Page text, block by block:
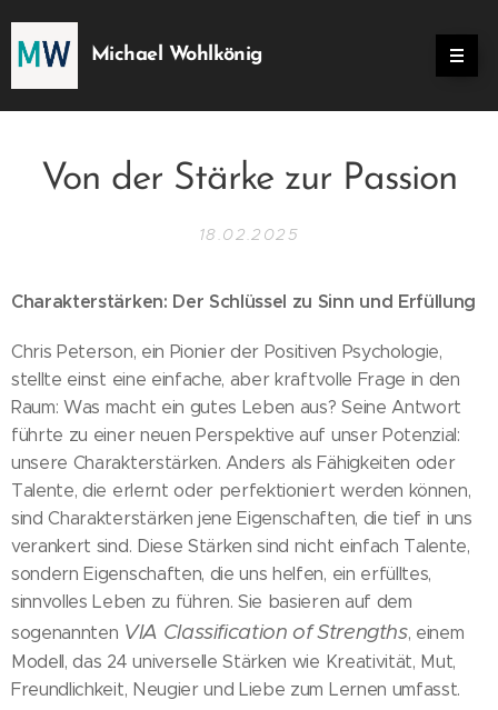
Michael Wohlkönig
Von der Stärke zur Passion
18.02.2025
Charakterstärken: Der Schlüssel zu Sinn und Erfüllung
Chris Peterson, ein Pionier der Positiven Psychologie,
stellte einst eine einfache, aber kraftvolle Frage in den
Raum: Was macht ein gutes Leben aus? Seine Antwort
führte zu einer neuen Perspektive auf unser Potenzial:
unsere Charakterstärken. Anders als Fähigkeiten oder
Talente, die erlernt oder perfektioniert werden können,
sind Charakterstärken jene Eigenschaften, die tief in uns
verankert sind. Diese Stärken sind nicht einfach Talente,
sondern Eigenschaften, die uns helfen, ein erfülltes,
sinnvolles Leben zu führen. Sie basieren auf dem
sogenannten VIA Classification of Strengths, einem
Modell, das 24 universelle Stärken wie Kreativität, Mut,
Freundlichkeit, Neugier und Liebe zum Lernen umfasst.